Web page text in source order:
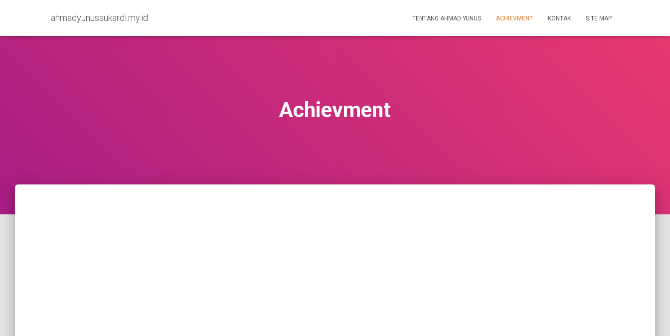
ahmadyunussukardi.my.id TENTANG AHMAD YUNUS ACHIEVMENT KONTAK SITE MAP
Achievment